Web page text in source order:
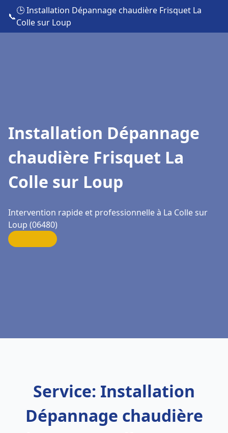
📞
🕒 Installation Dépannage chaudière Frisquet La
Colle sur Loup
Installation Dépannage
chaudière Frisquet La
Colle sur Loup
Intervention rapide et professionnelle à La Colle sur
Loup (06480)
Service: Installation
Dépannage chaudière